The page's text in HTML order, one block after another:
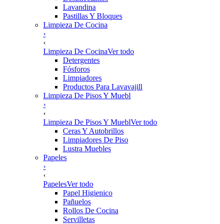
Lavandina
Pastillas Y Bloques
Limpieza De Cocina
›
‹
Limpieza De CocinaVer todo
Detergentes
Fósforos
Limpiadores
Productos Para Lavavajill
Limpieza De Pisos Y Muebl
›
‹
Limpieza De Pisos Y MueblVer todo
Ceras Y Autobrillos
Limpiadores De Piso
Lustra Muebles
Papeles
›
‹
PapelesVer todo
Papel Higienico
Pañuelos
Rollos De Cocina
Servilletas